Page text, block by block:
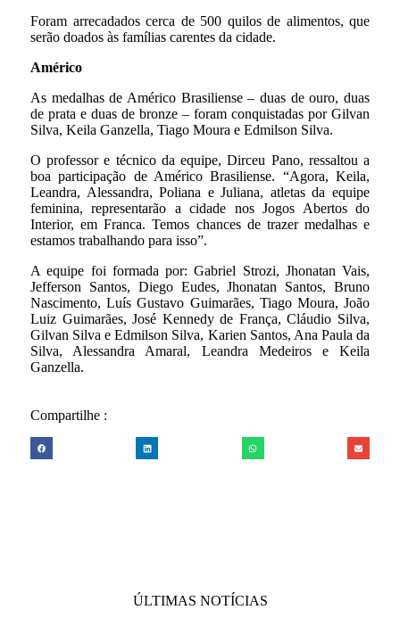
Foram arrecadados cerca de 500 quilos de alimentos, que
serão doados às famílias carentes da cidade.
Américo
As medalhas de Américo Brasiliense – duas de ouro, duas
de prata e duas de bronze – foram conquistadas por Gilvan
Silva, Keila Ganzella, Tiago Moura e Edmilson Silva.
O professor e técnico da equipe, Dirceu Pano, ressaltou a
boa participação de Américo Brasiliense. “Agora, Keila,
Leandra, Alessandra, Poliana e Juliana, atletas da equipe
feminina, representarão a cidade nos Jogos Abertos do
Interior, em Franca. Temos chances de trazer medalhas e
estamos trabalhando para isso”.
A equipe foi formada por: Gabriel Strozi, Jhonatan Vais,
Jefferson Santos, Diego Eudes, Jhonatan Santos, Bruno
Nascimento, Luís Gustavo Guimarães, Tiago Moura, João
Luiz Guimarães, José Kennedy de França, Cláudio Silva,
Gilvan Silva e Edmilson Silva, Karien Santos, Ana Paula da
Silva, Alessandra Amaral, Leandra Medeiros e Keila
Ganzella.
Compartilhe :
ÚLTIMAS NOTÍCIAS